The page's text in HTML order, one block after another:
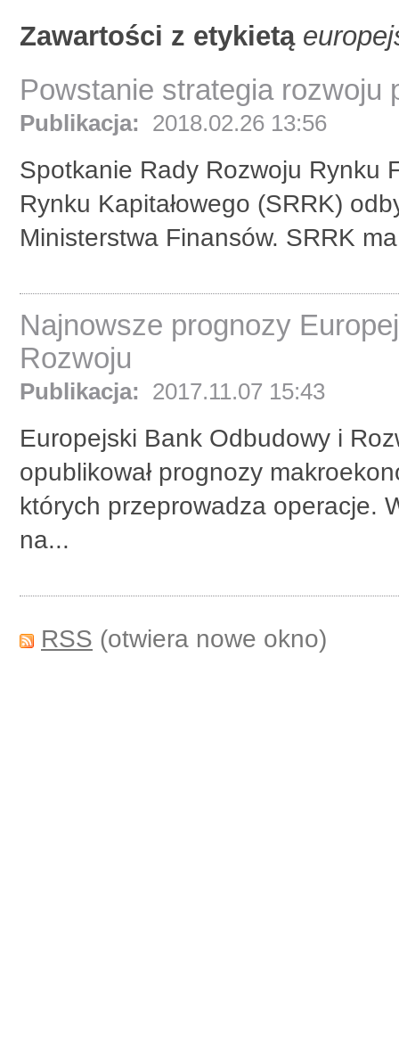
Zawartości z etykietą
Powstanie strategia rozwoju
Publikacja: 2018.02.26 13:56
Spotkanie Rady Rozwoju Rynku
Rynku Kapitałowego (SRRK)
Ministerstwa Finansów. SRRK
Najnowsze prognozy
Rozwoju
Publikacja: 2017.11.07 15:43
Europejski Bank Odbudowy i
opublikował prognozy
których przeprowadza operacje.
na...
RSS (otwiera nowe okno)